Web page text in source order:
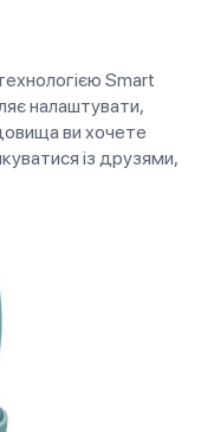
Smart
налаштувати,
ви хочете
із друзями,